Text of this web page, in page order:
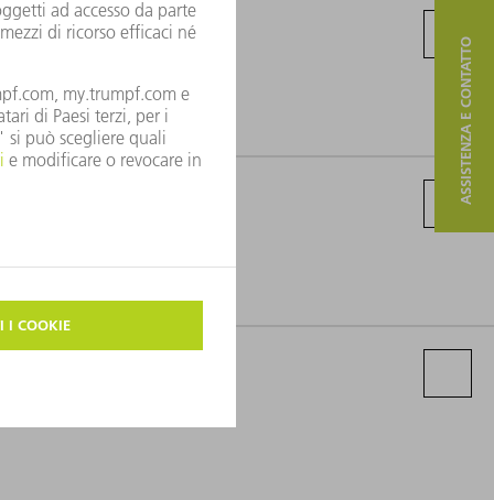
2022
ASSISTENZA E CONTATTO